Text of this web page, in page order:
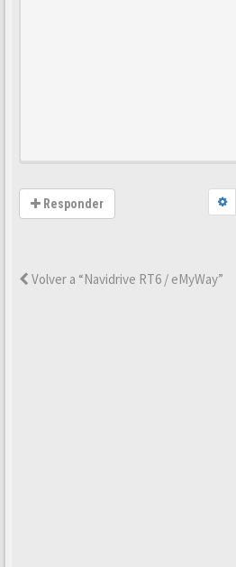
Responder
Volver a “Navidrive RT6 / eMyWay”